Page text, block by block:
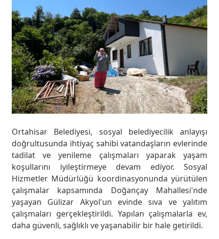
Ortahisar Belediyesi, sosyal belediyecilik anlayışı
doğrultusunda ihtiyaç sahibi vatandaşların evlerinde
tadilat ve yenileme çalışmaları yaparak yaşam
koşullarını iyileştirmeye devam ediyor. Sosyal
Hizmetler Müdürlüğü koordinasyonunda yürütülen
çalışmalar kapsamında Doğançay Mahallesi'nde
yaşayan Gülizar Akyol'un evinde sıva ve yalıtım
çalışmaları gerçekleştirildi. Yapılan çalışmalarla ev,
daha güvenli, sağlıklı ve yaşanabilir bir hale getirildi.